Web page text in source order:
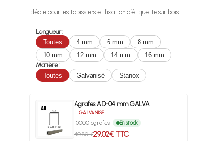
Idéale pour les tapissiers et fixation d’étiquette sur bois
Longueur :
Toutes
4 mm 6 mm
8 mm
10 mm
12 mm 14 mm
16 mm
Matière :
Toutes
Galvanisé Stanox
Agrafes AD-04 mm GALVA
GALVANISÉ
10000 agrafes En stock
40.80 €29.02€ TTC